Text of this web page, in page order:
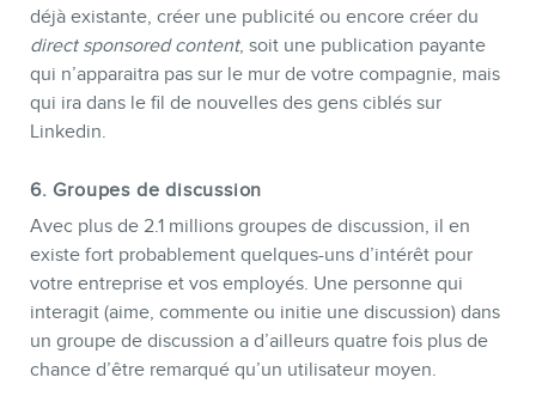
déjà existante, créer une publicité ou encore créer du
direct sponsored content, soit une publication payante
qui n’apparaitra pas sur le mur de votre compagnie, mais
qui ira dans le fil de nouvelles des gens ciblés sur
Linkedin.
6. Groupes de discussion
Avec plus de 2.1 millions groupes de discussion, il en
existe fort probablement quelques-uns d’intérêt pour
votre entreprise et vos employés. Une personne qui
interagit (aime, commente ou initie une discussion) dans
un groupe de discussion a d’ailleurs quatre fois plus de
chance d’être remarqué qu’un utilisateur moyen.